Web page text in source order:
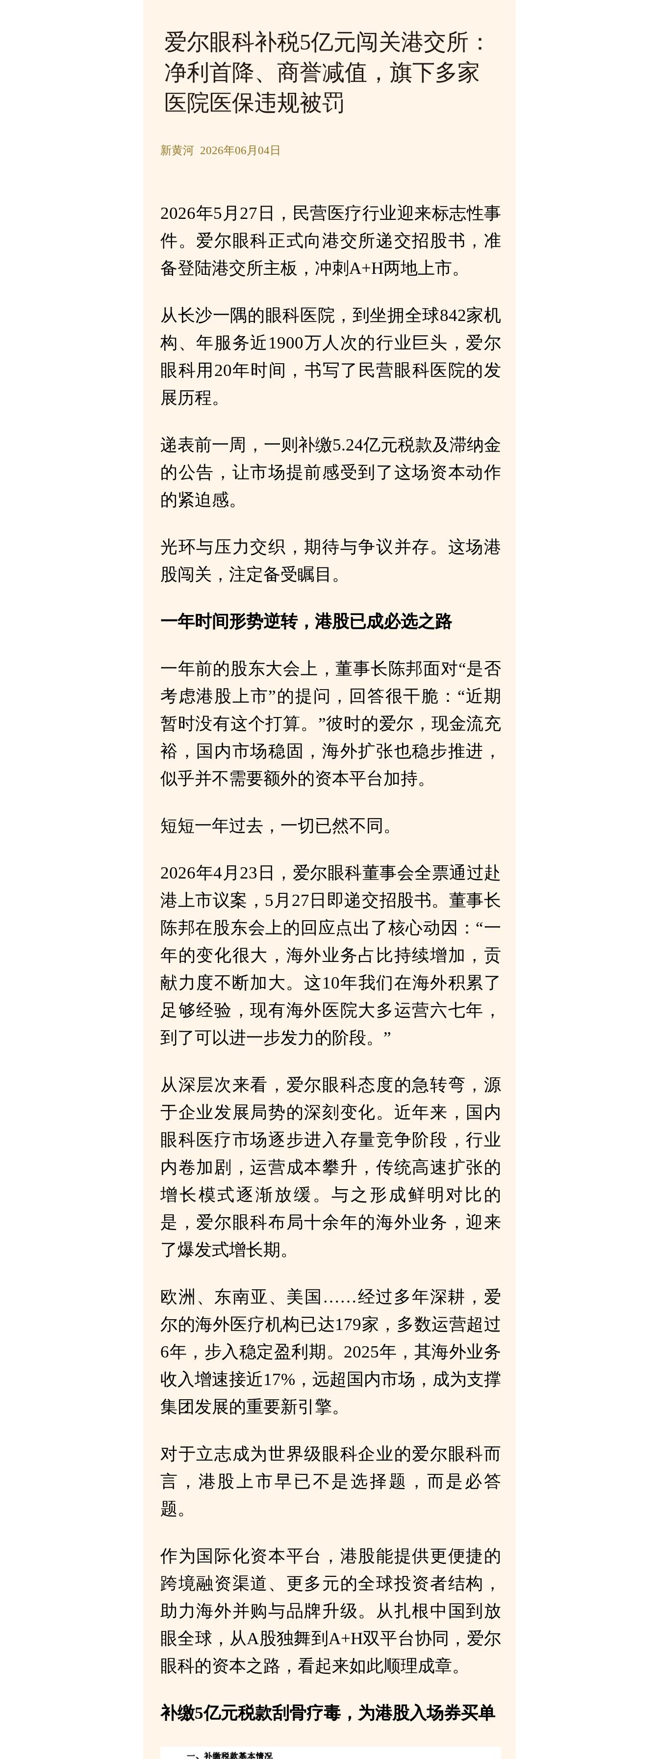
爱尔眼科补税5亿元闯关港交所：
净利首降、商誉减值，旗下多家
医院医保违规被罚
新黄河 2026年06月04日
2026年5月27日，民营医疗行业迎来标志性事
件。爱尔眼科正式向港交所递交招股书，准
备登陆港交所主板，冲刺A+H两地上市。
从长沙一隅的眼科医院，到坐拥全球842家机
构、年服务近1900万人次的行业巨头，爱尔
眼科用20年时间，书写了民营眼科医院的发
展历程。
递表前一周，一则补缴5.24亿元税款及滞纳金
的公告，让市场提前感受到了这场资本动作
的紧迫感。
光环与压力交织，期待与争议并存。这场港
股闯关，注定备受瞩目。
一年时间形势逆转，港股已成必选之路
一年前的股东大会上，董事长陈邦面对“是否
考虑港股上市”的提问，回答很干脆：“近期
暂时没有这个打算。”彼时的爱尔，现金流充
裕，国内市场稳固，海外扩张也稳步推进，
似乎并不需要额外的资本平台加持。
短短一年过去，一切已然不同。
2026年4月23日，爱尔眼科董事会全票通过赴
港上市议案，5月27日即递交招股书。董事长
陈邦在股东会上的回应点出了核心动因：“一
年的变化很大，海外业务占比持续增加，贡
献力度不断加大。这10年我们在海外积累了
足够经验，现有海外医院大多运营六七年，
到了可以进一步发力的阶段。”
从深层次来看，爱尔眼科态度的急转弯，源
于企业发展局势的深刻变化。近年来，国内
眼科医疗市场逐步进入存量竞争阶段，行业
内卷加剧，运营成本攀升，传统高速扩张的
增长模式逐渐放缓。与之形成鲜明对比的
是，爱尔眼科布局十余年的海外业务，迎来
了爆发式增长期。
欧洲、东南亚、美国……经过多年深耕，爱
尔的海外医疗机构已达179家，多数运营超过
6年，步入稳定盈利期。2025年，其海外业务
收入增速接近17%，远超国内市场，成为支撑
集团发展的重要新引擎。
对于立志成为世界级眼科企业的爱尔眼科而
言，港股上市早已不是选择题，而是必答
题。
作为国际化资本平台，港股能提供更便捷的
跨境融资渠道、更多元的全球投资者结构，
助力海外并购与品牌升级。从扎根中国到放
眼全球，从A股独舞到A+H双平台协同，爱尔
眼科的资本之路，看起来如此顺理成章。
补缴5亿元税款刮骨疗毒，为港股入场券买单